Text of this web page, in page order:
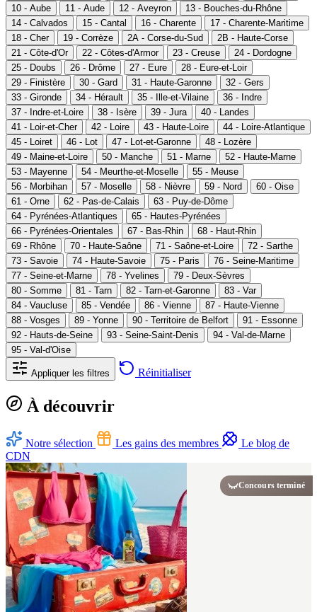
10 - Aube
11 - Aude 12 - Aveyron
13 - Bouches-du-Rhône
14 - Calvados
15 - Cantal 16 - Charente
17 - Charente-Maritime
18 - Cher
19 - Corrèze 2A - Corse-du-Sud
2B - Haute-Corse
21 - Côte-d'Or
22 - Côtes-d'Armor 23 - Creuse
24 - Dordogne
25 - Doubs
26 - Drôme 27 - Eure
28 - Eure-et-Loir
29 - Finistère
30 - Gard 31 - Haute-Garonne
32 - Gers
33 - Gironde
34 - Hérault 35 - Ille-et-Vilaine
36 - Indre
37 - Indre-et-Loire
38 - Isère 39 - Jura
40 - Landes
41 - Loir-et-Cher
42 - Loire 43 - Haute-Loire
44 - Loire-Atlantique
45 - Loiret
46 - Lot 47 - Lot-et-Garonne
48 - Lozère
49 - Maine-et-Loire
50 - Manche 51 - Marne
52 - Haute-Marne
53 - Mayenne
54 - Meurthe-et-Moselle
55 - Meuse
56 - Morbihan
57 - Moselle 58 - Nièvre 59 - Nord
60 - Oise
61 - Orne
62 - Pas-de-Calais
63 - Puy-de-Dôme
64 - Pyrénées-Atlantiques
65 - Hautes-Pyrénées
66 - Pyrénées-Orientales
67 - Bas-Rhin
68 - Haut-Rhin
69 - Rhône
70 - Haute-Saône 71 - Saône-et-Loire
72 - Sarthe
73 - Savoie
74 - Haute-Savoie 75 - Paris
76 - Seine-Maritime
77 - Seine-et-Marne
78 - Yvelines
79 - Deux-Sèvres
80 - Somme
81 - Tarn 82 - Tarn-et-Garonne
83 - Var
84 - Vaucluse
85 - Vendée 86 - Vienne
87 - Haute-Vienne
88 - Vosges
89 - Yonne 90 - Territoire de Belfort
91 - Essonne
92 - Hauts-de-Seine
93 - Seine-Saint-Denis
94 - Val-de-Marne
95 - Val-d'Oise
Appliquer les filtres Réinitialiser
À découvrir
Notre sélection Les gains des membres
Le blog de
CDN
Concours terminé